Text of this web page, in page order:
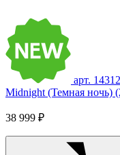
арт. 14312
Midnight (Темная ночь)
38 999 ₽